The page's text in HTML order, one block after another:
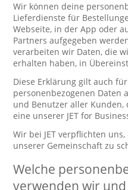
Wir können deine
Lieferdienste für
Webseite, in der App oder
Partners aufgegeben
verarbeiten wir Daten, die
erhalten haben, in
Diese Erklärung gilt auch
personenbezogenen Daten
und Benutzer aller
eine unserer JET for
Wir bei JET verpflichten
unserer Gemeinschaft zu
Welche
verwenden wir